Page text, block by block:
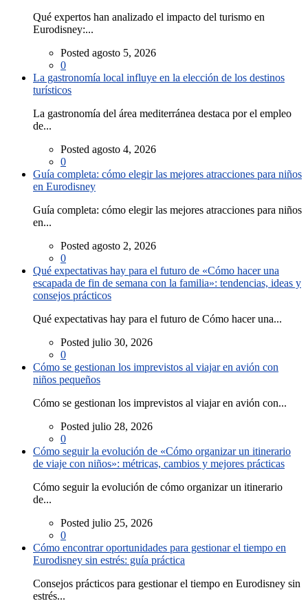
Qué expertos han analizado el impacto del turismo en
Eurodisney:...
Posted agosto 5, 2026
0
La gastronomía local influye en la elección de los destinos
turísticos
La gastronomía del área mediterránea destaca por el empleo
de...
Posted agosto 4, 2026
0
Guía completa: cómo elegir las mejores atracciones para niños
en Eurodisney
Guía completa: cómo elegir las mejores atracciones para niños
en...
Posted agosto 2, 2026
0
Qué expectativas hay para el futuro de «Cómo hacer una
escapada de fin de semana con la familia»: tendencias, ideas y
consejos prácticos
Qué expectativas hay para el futuro de Cómo hacer una...
Posted julio 30, 2026
0
Cómo se gestionan los imprevistos al viajar en avión con
niños pequeños
Cómo se gestionan los imprevistos al viajar en avión con...
Posted julio 28, 2026
0
Cómo seguir la evolución de «Cómo organizar un itinerario
de viaje con niños»: métricas, cambios y mejores prácticas
Cómo seguir la evolución de cómo organizar un itinerario
de...
Posted julio 25, 2026
0
Cómo encontrar oportunidades para gestionar el tiempo en
Eurodisney sin estrés: guía práctica
Consejos prácticos para gestionar el tiempo en Eurodisney sin
estrés...